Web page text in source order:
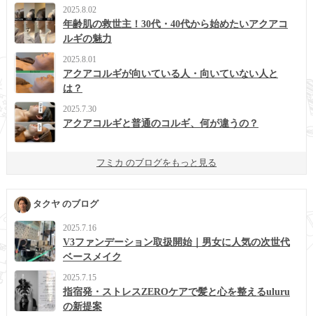
2025.8.02
年齢肌の救世主！30代・40代から始めたいアクアコ
ルギの魅力
2025.8.01
アクアコルギが向いている人・向いていない人と
は？
2025.7.30
アクアコルギと普通のコルギ、何が違うの？
フミカ のブログをもっと見る
タクヤ のブログ
2025.7.16
V3ファンデーション取扱開始｜男女に人気の次世代
ベースメイク
2025.7.15
指宿発・ストレスZEROケアで髪と心を整えるuluru
の新提案